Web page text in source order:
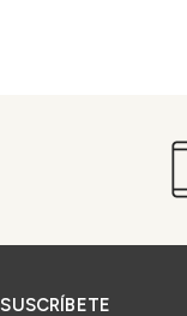
SUSCRÍBETE